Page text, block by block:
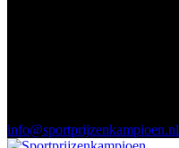
info@sportprijzenkampioen.nl